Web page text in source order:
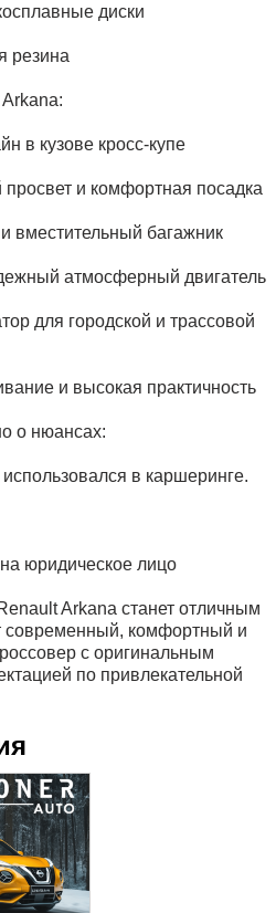
диски
резина
в кузове кросс-купе
и комфортная посадка
вместительный багажник
атмосферный двигатель
для городской и трассовой
и высокая практичность
о нюансах:
в каршеринге.
юридическое лицо
Arkana станет отличным
современный, комфортный и
с оригинальным
по привлекательной